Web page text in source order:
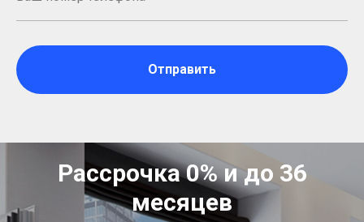
Отправить
Рассрочка 0% и до 36
месяцев